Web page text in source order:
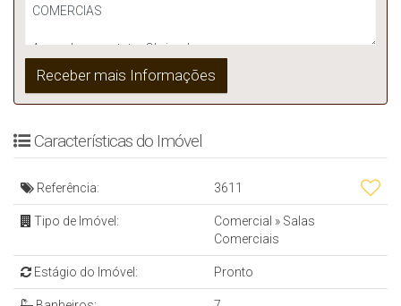
Características do Imóvel
Referência: 3611
Tipo de Imóvel: Comercial » Salas
Comerciais
Estágio do Imóvel: Pronto